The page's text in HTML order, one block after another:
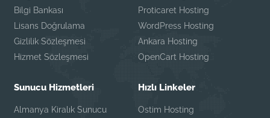
Bilgi Bankası
Lisans Doğrulama
Gizlilik Sözleşmesi
Hizmet Sözleşmesi
Proticaret Hosting
WordPress Hosting
Ankara Hosting
OpenCart Hosting
Sunucu Hizmetleri
Almanya Kiralık Sunucu
Hızlı Linkeler
Ostim Hosting